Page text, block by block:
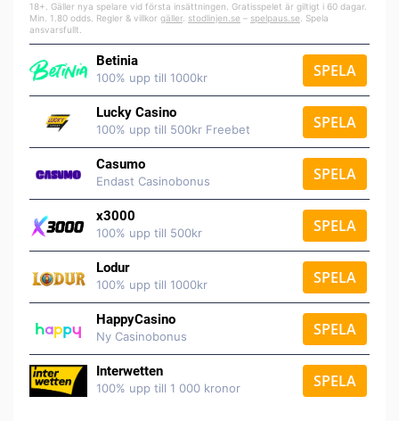
18+. Gäller nya spelare vid första insättningen. Gratisspelet är giltigt i 60 dagar.
Min. 1.80 odds. Regler & villkor gäller stodlinjen.se – spelpaus.se . Spela
ansvarsfullt.
Betinia
100% upp till 1000kr SPELA
Lucky Casino
100% upp till 500kr Freebet SPELA
Casumo
Endast Casinobonus SPELA
x3000
100% upp till 500kr SPELA
Lodur
100% upp till 1000kr SPELA
HappyCasino
Ny Casinobonus SPELA
Interwetten
100% upp till 1 000 kronor SPELA